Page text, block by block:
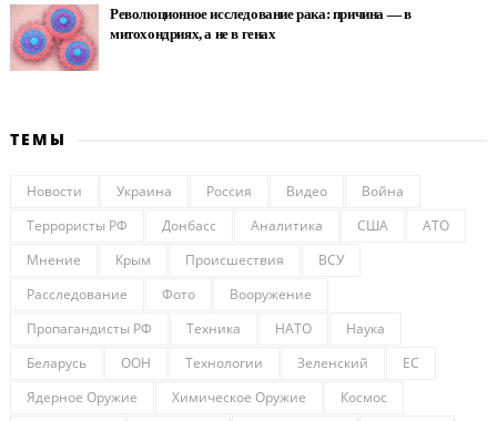
Революционное исследование рака: причина — в
митохондриях, а не в генах
ТЕМЫ
Новости Украина Россия Видео
Война
Террористы РФ
Донбасс Аналитика США
АТО
Мнение
Крым Происшествия
ВСУ
Расследование
Фото
Вооружение
Пропагандисты РФ
Техника НАТО
Наука
Беларусь
ООН Технологии Зеленский
ЕС
Ядерное Оружие
Химическое Оружие Космос